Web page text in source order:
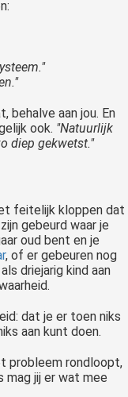
behalve aan jou. En
ook. "Natuurlijk
diep gekwetst."
feitelijk kloppen dat
gebeurd waar je
oud bent en je
, of er gebeuren nog
driejarig kind aan
dat je er toen niks
aan kunt doen.
probleem rondloopt,
mag jij er wat mee